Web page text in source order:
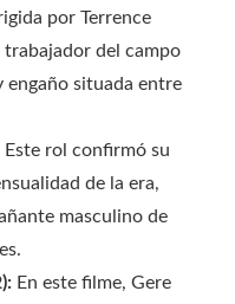
por Terrence
trabajador del campo
engaño situada entre
Este rol confirmó su
de la era,
masculino de
En este filme, Gere